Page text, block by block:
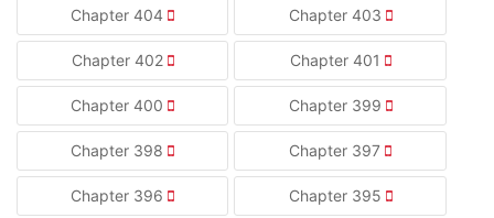
Chapter 404 Chapter 403
Chapter 402 Chapter 401
Chapter 400 Chapter 399
Chapter 398 Chapter 397
Chapter 396 Chapter 395